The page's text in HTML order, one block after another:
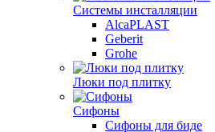
Системы инсталляции
AlcaPLAST
Geberit
Grohe
Люки под плитку
Сифоны
Сифoны для биде